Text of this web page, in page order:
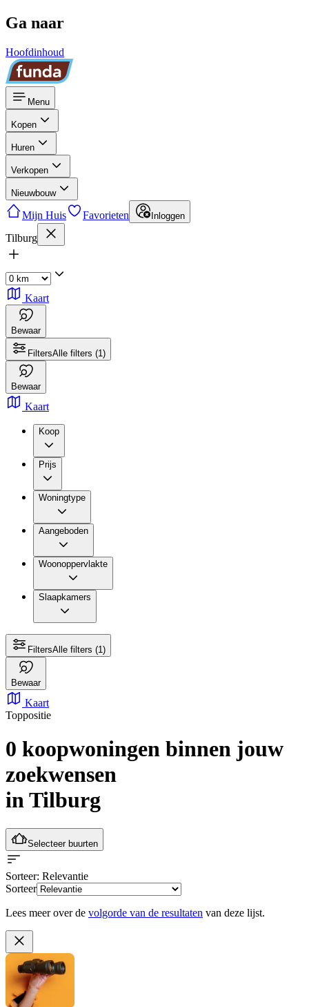
Ga naar
Hoofdinhoud
Menu
Kopen
Huren
Verkopen
Nieuwbouw
Mijn Huis Favorieten Inloggen
Tilburg
Kaart
Bewaar
FiltersAlle filters (1)
Bewaar
Kaart
Koop
Prijs
Woningtype
Aangeboden
Woonoppervlakte
Slaapkamers
FiltersAlle filters (1)
Bewaar
Kaart
Toppositie
0 koopwoningen binnen jouw
zoekwensen
in Tilburg
Selecteer buurten
Sorteer: Relevantie
Sorteer
Lees meer over de volgorde van de resultaten van deze lijst.